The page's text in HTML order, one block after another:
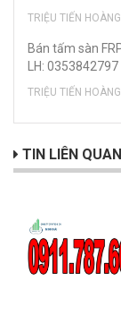
TRIỆU TIẾN
Bán tấm sàn
LH: 0353842797
TRIỆU TIẾN
TIN LIÊN QUAN